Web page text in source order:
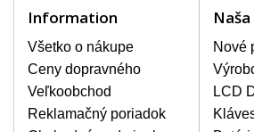
Podsvietenie:
Povrch displeja:
BALENIE OBSAHUJE:
Nový displej k notebooku HP
Information
Všetko o nákupe
Ceny dopravného
Veľkoobchod
Reklamačný poriadok
Nové
LCD